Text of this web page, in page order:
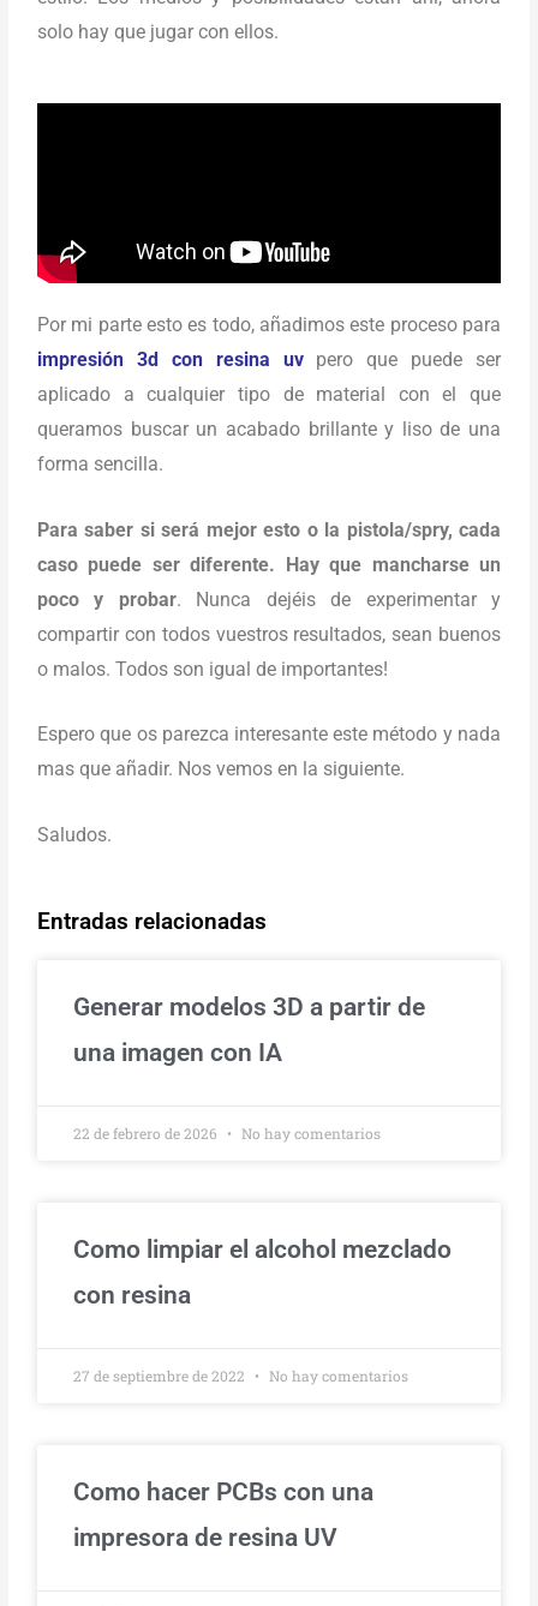
solo hay que jugar con ellos.
Por mi parte esto es todo, añadimos este proceso para
impresión 3d con resina uvpero que puede ser
aplicado a cualquier tipo de material con el que
queramos buscar un acabado brillante y liso de una
forma sencilla.
Para saber si será mejor esto o la pistola/spry, cada
caso puede ser diferente. Hay que mancharse un
poco y probar. Nunca dejéis de experimentar y
compartir con todos vuestros resultados, sean buenos
o malos. Todos son igual de importantes!
Espero que os parezca interesante este método y nada
mas que añadir. Nos vemos en la siguiente.
Saludos.
Entradas relacionadas
Generar modelos 3D a partir de
una imagen con IA
22 de febrero de 2026 No hay comentarios
Como limpiar el alcohol mezclado
con resina
27 de septiembre de 2022 No hay comentarios
Como hacer PCBs con una
impresora de resina UV